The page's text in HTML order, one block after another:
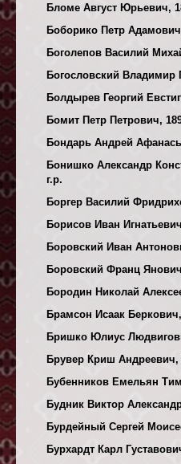
Бломе Август Юрьевич,
Боборико Петр
Боголепов Василий
Богословский Владимир
Болдырев Георгий
Бомит Петр Петрович,
Бондарь Андрей
Бонишко Александр
г.р.
Боргер Василий
Борисов Иван
Боровский Иван
Боровский Франц
Бородин Николай
Брамсон Исаак Беркович,
Бришко Юлиус
Брувер Криш Андреевич,
Бубенников Емельян
Будник Виктор
Бурдейный Сергей
Бурхардт Карл